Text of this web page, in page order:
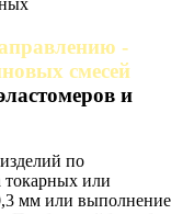
-
смесей
и
по
токарных или
мм или выполнение